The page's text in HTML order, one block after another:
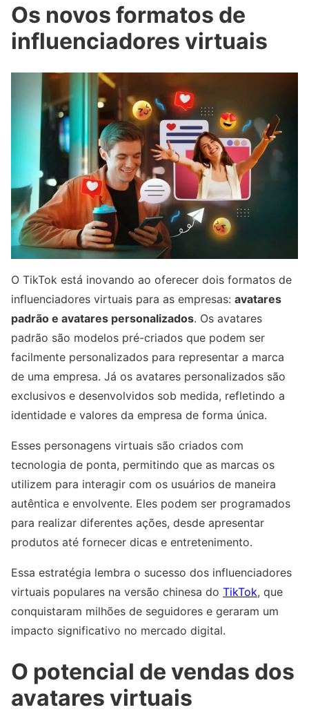
Os novos formatos de
influenciadores virtuais
O TikTok está inovando ao oferecer dois formatos de
influenciadores virtuais para as empresas: avatares
padrão e avatares personalizados. Os avatares
padrão são modelos pré-criados que podem ser
facilmente personalizados para representar a marca
de uma empresa. Já os avatares personalizados são
exclusivos e desenvolvidos sob medida, refletindo a
identidade e valores da empresa de forma única.
Esses personagens virtuais são criados com
tecnologia de ponta, permitindo que as marcas os
utilizem para interagir com os usuários de maneira
autêntica e envolvente. Eles podem ser programados
para realizar diferentes ações, desde apresentar
produtos até fornecer dicas e entretenimento.
Essa estratégia lembra o sucesso dos influenciadores
virtuais populares na versão chinesa do TikTok, que
conquistaram milhões de seguidores e geraram um
impacto significativo no mercado digital.
O potencial de vendas dos
avatares virtuais